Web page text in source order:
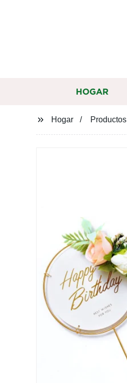
HOGAR
Hogar Productos